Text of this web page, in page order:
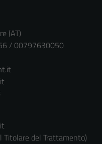
(AT)
/ 00797630050
Titolare del Trattamento)